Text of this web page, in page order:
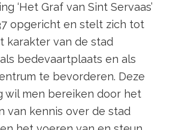
‘Het Graf van Sint Servaas’
opgericht en stelt zich tot
karakter van de stad
bedevaartplaats en als
te bevorderen. Deze
wil men bereiken door het
van kennis over de stad